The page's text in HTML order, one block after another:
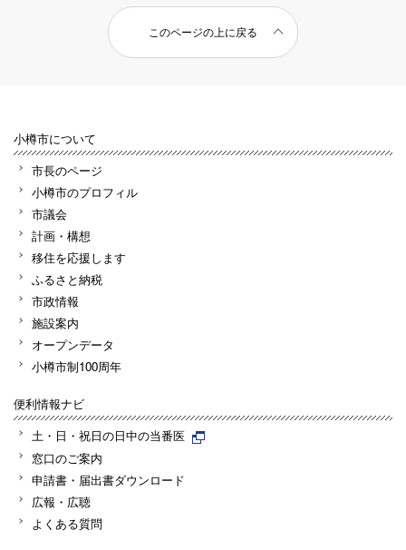
このページの上に戻る
小樽市について
市長のページ
小樽市のプロフィル
市議会
計画・構想
移住を応援します
ふるさと納税
市政情報
施設案内
オープンデータ
小樽市制100周年
便利情報ナビ
土・日・祝日の日中の当番医
窓口のご案内
申請書・届出書ダウンロード
広報・広聴
よくある質問